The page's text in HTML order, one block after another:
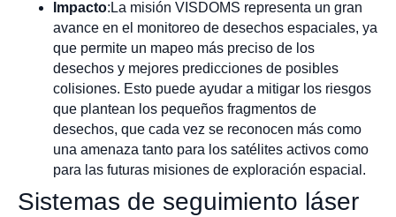
Impacto:La misión VISDOMS representa un gran
avance en el monitoreo de desechos espaciales, ya
que permite un mapeo más preciso de los
desechos y mejores predicciones de posibles
colisiones. Esto puede ayudar a mitigar los riesgos
que plantean los pequeños fragmentos de
desechos, que cada vez se reconocen más como
una amenaza tanto para los satélites activos como
para las futuras misiones de exploración espacial.
Sistemas de seguimiento láser